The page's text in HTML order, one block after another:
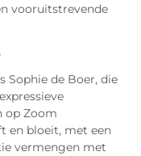
vooruitstrevende
Sophie de Boer, die
op Zoom
en bloeit, met een
vermengen met